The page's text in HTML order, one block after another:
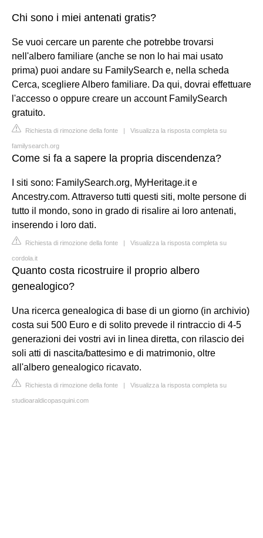
Chi sono i miei antenati gratis?
Se vuoi cercare un parente che potrebbe trovarsi
nell'albero familiare (anche se non lo hai mai usato
prima) puoi andare su FamilySearch e, nella scheda
Cerca, scegliere Albero familiare. Da qui, dovrai effettuare
l'accesso o oppure creare un account FamilySearch
gratuito.
Richiesta di rimozione della fonte | Visualizza la risposta completa su
familysearch.org
Come si fa a sapere la propria discendenza?
I siti sono: FamilySearch.org, MyHeritage.it e
Ancestry.com. Attraverso tutti questi siti, molte persone di
tutto il mondo, sono in grado di risalire ai loro antenati,
inserendo i loro dati.
Richiesta di rimozione della fonte | Visualizza la risposta completa su
cordola.it
Quanto costa ricostruire il proprio albero
genealogico?
Una ricerca genealogica di base di un giorno (in archivio)
costa sui 500 Euro e di solito prevede il rintraccio di 4-5
generazioni dei vostri avi in linea diretta, con rilascio dei
soli atti di nascita/battesimo e di matrimonio, oltre
all'albero genealogico ricavato.
Richiesta di rimozione della fonte | Visualizza la risposta completa su
studioaraldicopasquini.com